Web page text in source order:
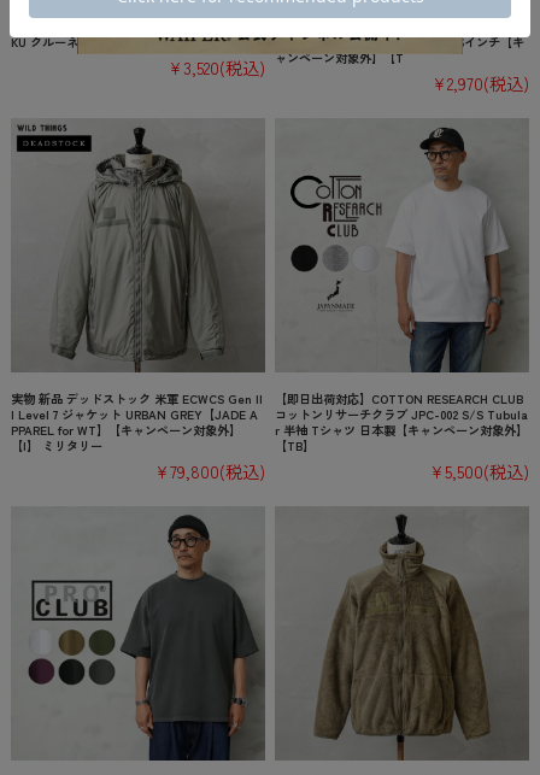
KU クルーネック 半袖 Tシャツ【Sx】【TB】
¥3,520(税込)
【即日出荷対応】DETAIL INC. ディテールイ
eve 16inch ラップトップ ケース 16インチ【キ
ャンペーン対象外】【T
¥2,970(税込)
実物 新品 デッドストック 米軍 ECWCS Gen II
I Level 7 ジャケット URBAN GREY【JADE A
PPAREL for WT】【キャンペーン対象外】
【I】 ミリタリー
¥79,800(税込)
【即日出荷対応】COTTON RESEARCH CLUB
コットンリサーチクラブ JPC-002 S/S Tubula
r 半袖 Tシャツ 日本製【キャンペーン対象外】
【TB】
¥5,500(税込)